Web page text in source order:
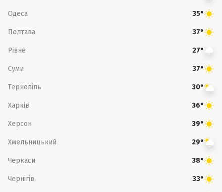
Одеса 35°
Полтава 37°
Рівне 27°
Суми 37°
Тернопіль 30°
Харків 36°
Херсон 39°
Хмельницький 29°
Черкаси 38°
Чернігів 33°